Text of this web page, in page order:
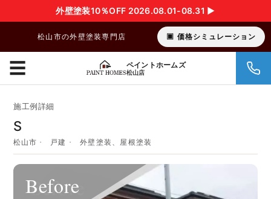
外壁塗装10％OFF 2026.08.01-08.31 ▶︎
松山市の外壁塗装専門店 価格シミュレーション
ペイントホームズ
松山店
☰
施工例詳細
S
松山市 戸建 外壁塗装、屋根塗装
Before